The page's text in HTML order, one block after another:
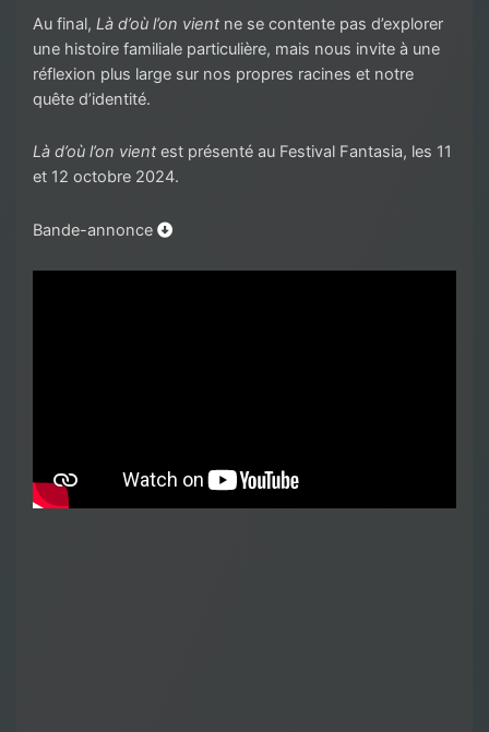
Au final, Là d’où l’on vient ne se contente pas d’explorer
une histoire familiale particulière, mais nous invite à une
réflexion plus large sur nos propres racines et notre
quête d’identité.
Là d’où l’on vient est présenté au Festival Fantasia, les 11
et 12 octobre 2024.
Bande-annonce